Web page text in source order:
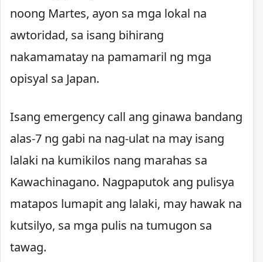
noong Martes, ayon sa mga lokal na
awtoridad, sa isang bihirang
nakamamatay na pamamaril ng mga
opisyal sa Japan.
Isang emergency call ang ginawa bandang
alas-7 ng gabi na nag-ulat na may isang
lalaki na kumikilos nang marahas sa
Kawachinagano. Nagpaputok ang pulisya
matapos lumapit ang lalaki, may hawak na
kutsilyo, sa mga pulis na tumugon sa
tawag.